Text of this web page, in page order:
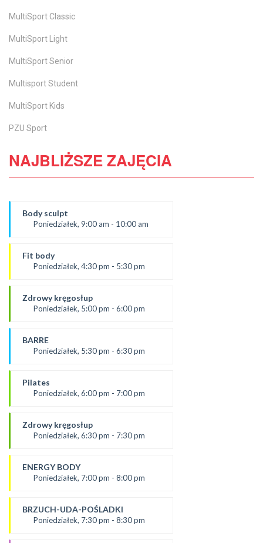
MultiSport Classic
MultiSport Light
MultiSport Senior
Multisport Student
MultiSport Kids
PZU Sport
NAJBLIŻSZE ZAJĘCIA
Body sculpt
Poniedziałek, 9:00 am - 10:00 am
Aneta
SALA 1
Fit body
Poniedziałek, 4:30 pm - 5:30 pm
Justyna
*Zajęcia dla dorosłych i dzieci
Zdrowy kręgosłup
Poniedziałek, 5:00 pm - 6:00 pm
prowadząca:
Żaneta
BARRE
Poniedziałek, 5:30 pm - 6:30 pm
Aneta J.
SALA 1
Pilates
Poniedziałek, 6:00 pm - 7:00 pm
Żaneta
*Zajęcia dla dorosłych i dzieci
Zdrowy kręgosłup
Poniedziałek, 6:30 pm - 7:30 pm
Ania
*Zajęcia dla dorosłych i dzieci
ENERGY BODY
Poniedziałek, 7:00 pm - 8:00 pm
Karolina
SALA 2
BRZUCH-UDA-POŚLADKI
Poniedziałek, 7:30 pm - 8:30 pm